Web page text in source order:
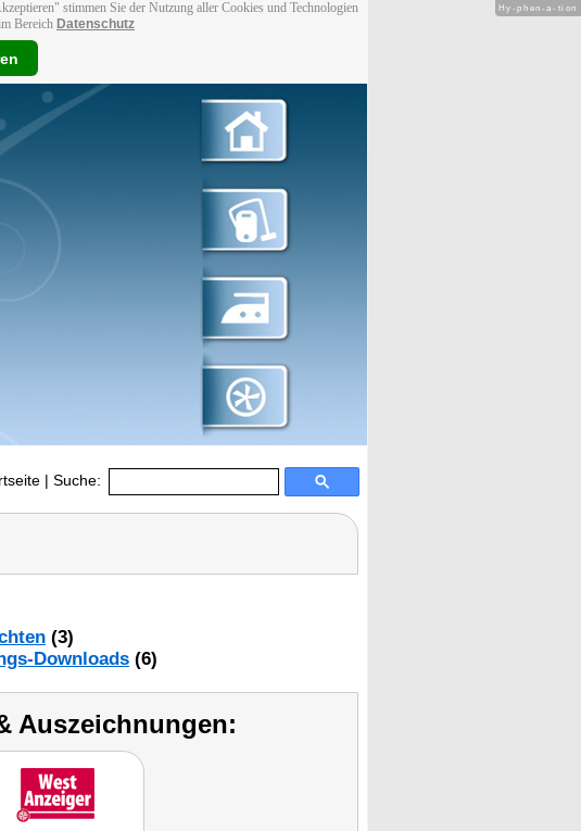
stimmen Sie der Nutzung aller Cookies und Technologien
Bereich Datenschutz
| Suche:
(3)
Downloads (6)
Auszeichnungen:
Hy-phen-a-tion